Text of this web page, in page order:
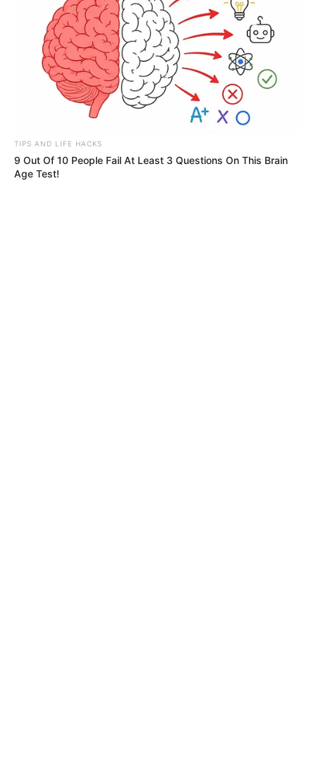
TIPS AND LIFE HACKS
9 Out Of 10 People Fail At Least 3 Questions On This Brain
Age Test!